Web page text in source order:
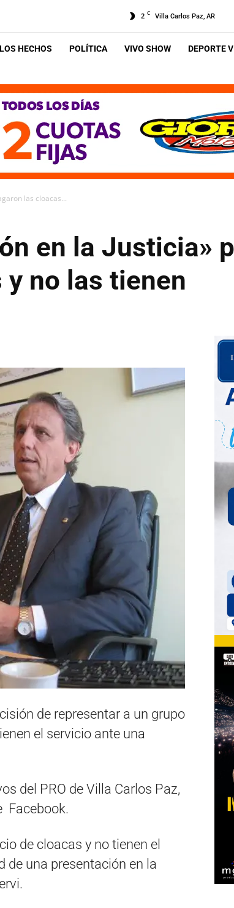
2 C Villa Carlos Paz, AR
LOS HECHOS POLÍTICA VIVO SHOW DEPORTE
las cloacas...
en la Justicia»
no las tienen
de representar a un grupo
el servicio ante una
del PRO de Villa Carlos Paz,
Facebook.
de cloacas y no tienen el
de una presentación en la